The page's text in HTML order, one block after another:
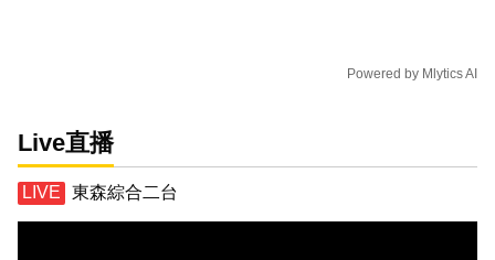
Powered by Mlytics AI
Live直播
東森綜合二台